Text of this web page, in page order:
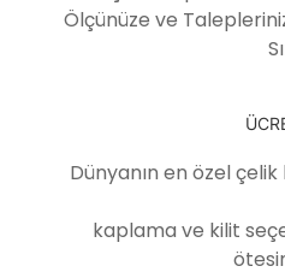
Ölçünüze ve
Dünyanın en özel çelik
kaplama ve kilit